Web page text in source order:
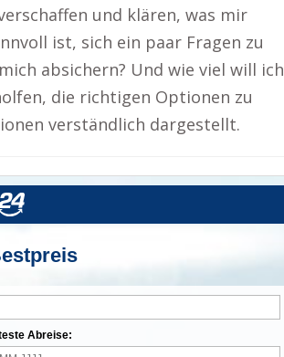
und klären, was mir
ist, sich ein paar Fragen zu
absichern? Und wie viel will ich
die richtigen Optionen zu
verständlich dargestellt.
Abreise: